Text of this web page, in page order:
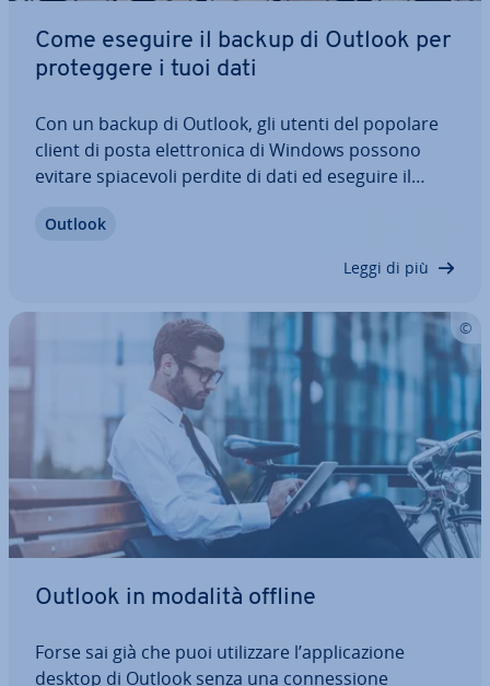
Come eseguire il backup di Outlook per
pro­teg­ge­re i tuoi dati
Con un backup di Outlook, gli utenti del popolare
client di posta elet­tro­ni­ca di Windows possono
evitare spia­ce­vo­li perdite di dati ed eseguire il
scelta. Creare ed esportare un backup dei dati di
Outlook
Leggi di più
Outlook in modalità offline
Forse sai già che puoi uti­liz­za­re l’ap­pli­ca­zio­ne
desktop di Outlook senza una con­nes­sio­ne